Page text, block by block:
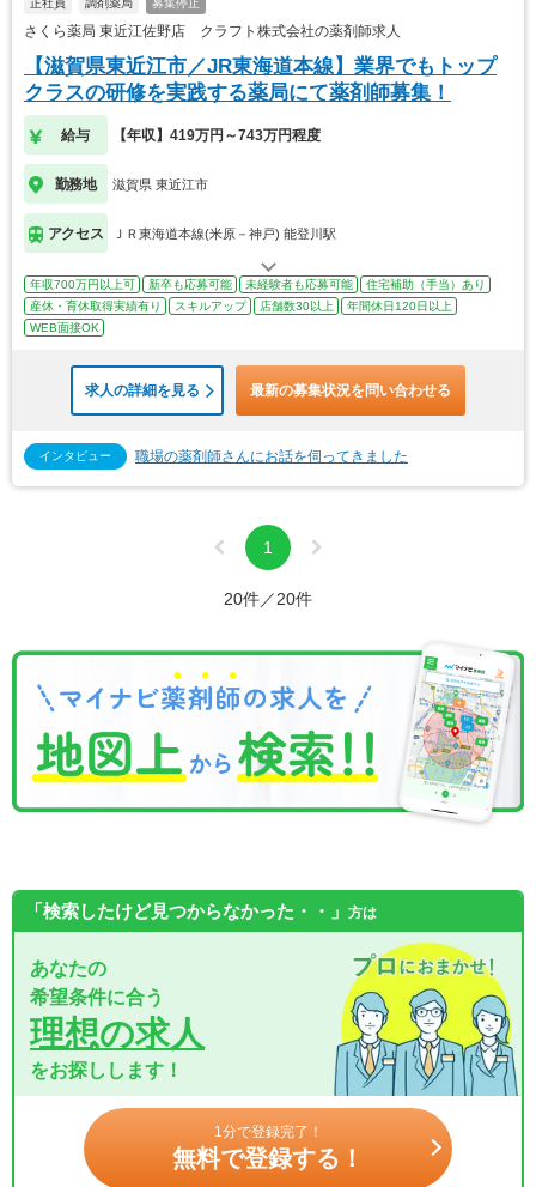
正社員 調剤薬局 募集停止
さくら薬局 東近江佐野店 クラフト株式会社の薬剤師求人
【滋賀県東近江市／JR東海道本線】業界でもトップ
クラスの研修を実践する薬局にて薬剤師募集！
給与 【年収】419万円～743万円程度
勤務地 滋賀県 東近江市
アクセス ＪＲ東海道本線(米原－神戸) 能登川駅
年収700万円以上可 新卒も応募可能 未経験者も応募可能
住宅補助（手当）あり
産休・育休取得実績有り
スキルアップ 店舗数30以上
年間休日120日以上
WEB面接OK
求人の詳細を見る 最新の募集状況を問い合わせる
インタビュー 職場の薬剤師さんにお話を伺ってきました
1
20件／20件
「検索したけど見つからなかった・・」 方は
あなたの
希望条件に合う
理想の求人
をお探しします！
1分で登録完了！
無料で登録する！